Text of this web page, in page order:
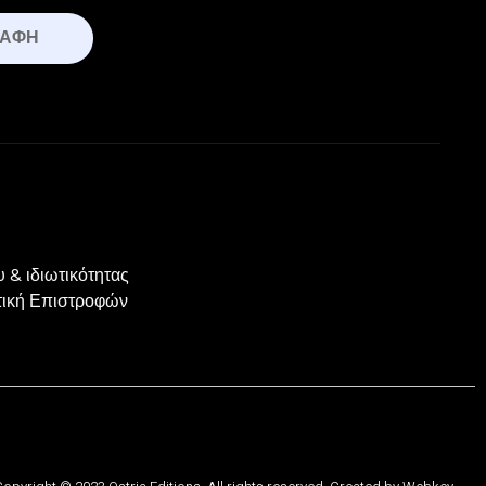
ιδιωτικότητας
Επιστροφών